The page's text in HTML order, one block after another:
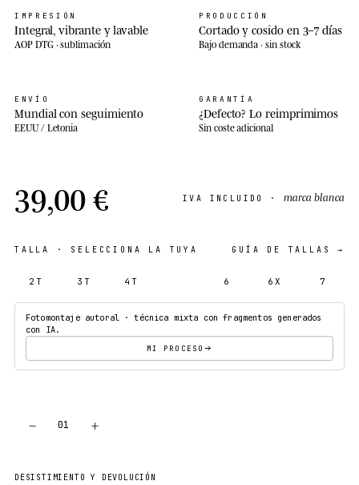
IMPRESIÓN
Integral, vibrante y lavable
AOP DTG · sublimación
PRODUCCIÓN
Cortado y cosido en 3–7 días
Bajo demanda · sin stock
ENVÍO
Mundial con seguimiento
EEUU / Letonia
GARANTÍA
¿Defecto? Lo reimprimimos
Sin coste adicional
39,00 € IVA INCLUIDO · marca blanca
TALLA · SELECCIONA LA TUYA GUÍA DE TALLAS →
2T 3T 4T 6 6X 7
Fotomontaje autoral · técnica mixta con fragmentos generados
con IA.
MI PROCESO
− 01 +
DESISTIMIENTO Y DEVOLUCIÓN